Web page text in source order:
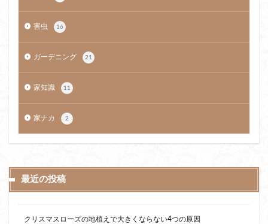
害虫 16
ガーデニング 21
家知識 11
家ナカ 2
最近の投稿
クリスマスローズの地植えで大きくならない4つの原因